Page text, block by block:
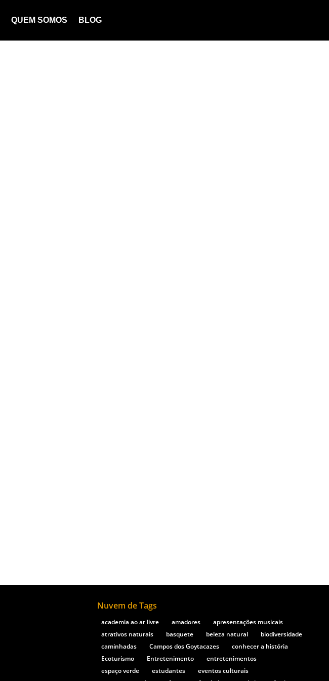
QUEM SOMOS BLOG
Nuvem de Tags
academia ao ar livre amadores
apresentações musicais
atrativos naturais
basquete beleza natural
biodiversidade
caminhadas
Campos dos Goytacazes
conhecer a história
Ecoturismo
Entretenimento
entretenimentos
espaço verde
estudantes
eventos culturais